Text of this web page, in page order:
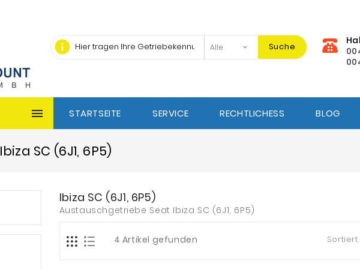
info Suche
 STARTSEITE SERVICE RECHTLICHESS BLOG
Ibiza SC (6J1, 6P5)
Ibiza SC (6J1, 6P5)
Austauschgetriebe Seat Ibiza SC (6J1, 6P5)
4 Artikel gefunden Sortiert